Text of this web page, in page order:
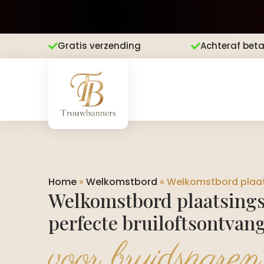
Gratis verzending Achteraf
Home » Welkomstbord » Welkomstbord
Welkomstbord
perfecte